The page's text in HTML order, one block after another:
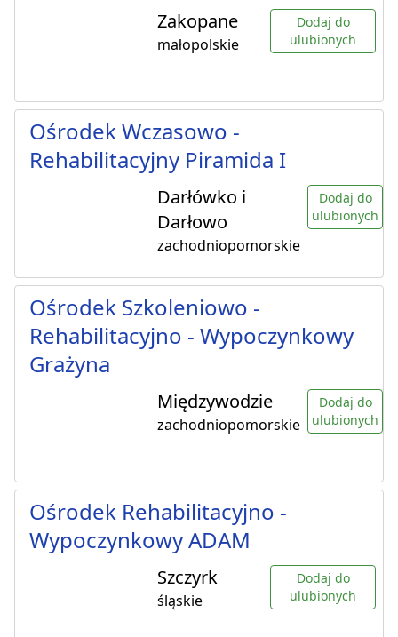
Zakopane
małopolskie
Dodaj do
ulubionych
Ośrodek Wczasowo -
Rehabilitacyjny Piramida I
Darłówko i
Darłowo
zachodniopomorskie
Dodaj do
ulubionych
Ośrodek Szkoleniowo -
Rehabilitacyjno - Wypoczynkowy
Grażyna
Międzywodzie
zachodniopomorskie
Dodaj do
ulubionych
Ośrodek Rehabilitacyjno -
Wypoczynkowy ADAM
Szczyrk
śląskie
Dodaj do
ulubionych